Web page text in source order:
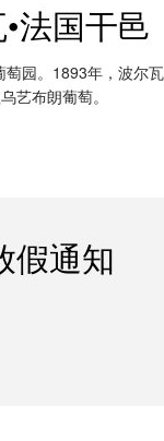
法国干邑
园。1893年，波
艺布朗葡萄。
假通知